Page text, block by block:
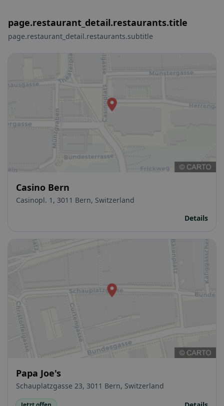
page.restaurant_detail.restaurants.title
page.restaurant_detail.restaurants.subtitle
Casino Bern
Casinopl. 1, 3011 Bern, Switzerland
Details
Papa Joe's
Schauplatzgasse 23, 3011 Bern, Switzerland